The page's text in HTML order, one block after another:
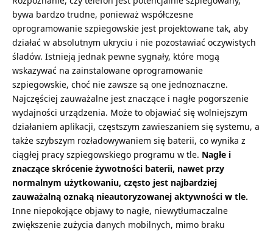
bywa bardzo trudne, ponieważ współczesne
oprogramowanie szpiegowskie jest projektowane tak, aby
działać w absolutnym ukryciu i nie pozostawiać oczywistych
śladów. Istnieją jednak pewne sygnały, które mogą
wskazywać na zainstalowane oprogramowanie
szpiegowskie, choć nie zawsze są one jednoznaczne.
Najczęściej zauważalne jest znaczące i nagłe pogorszenie
wydajności urządzenia. Może to objawiać się wolniejszym
działaniem aplikacji, częstszym zawieszaniem się systemu, a
także szybszym rozładowywaniem się baterii, co wynika z
ciągłej pracy szpiegowskiego programu w tle. Nagłe i
znaczące skrócenie żywotności baterii, nawet przy
normalnym użytkowaniu, często jest najbardziej
zauważalną oznaką nieautoryzowanej aktywności w tle.
Inne niepokojące objawy to nagłe, niewytłumaczalne
zwiększenie zużycia danych mobilnych, mimo braku